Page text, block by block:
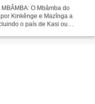
O Mbâmba do
Kinkênge e Mazînga a
o país de Kasi ou